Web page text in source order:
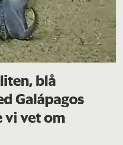
blå
Galápagos
vi vet om